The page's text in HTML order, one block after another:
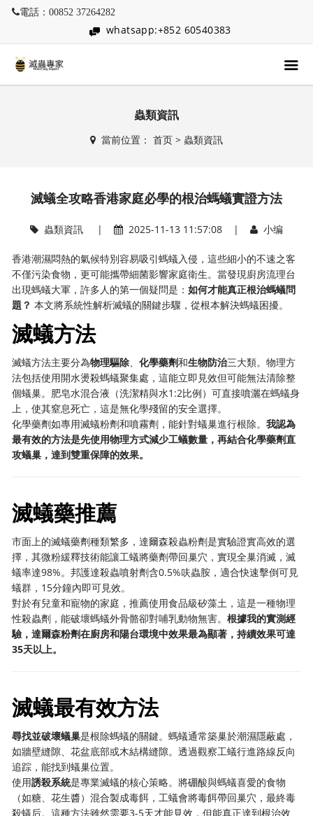
電話：00852 37264282
whatsapp:+852 60540383
蟲類資訊
當前位置： 首页> 蟲類資訊
滅蟻全攻略香港家庭必學的根治螞蟻實證方法
蟲類資訊| 2025-11-13 11:57:08 | 小编
香港潮濕悶熱的氣候特別容易吸引螞蟻入侵，這些細小的不速之客
不僅污染食物，更可能攜帶細菌影響家庭衛生。當發現廚房流理台
出現螞蟻大軍，許多人的第一個疑問是：如何才能真正根治螞蟻問
題？ ​ 本文將系統性解析滅蟻的關鍵步驟，從根本解決螞蟻困擾。
滅蟻方法
滅蟻方法主要分為物理驅除、化學藥劑和生物防治三大類。物理方
法包括使用開水燙殺螞蟻聚集處，這能立即見效但可能無法清除整
個蟻巢。肥皂水混合液（洗潔精與水1:2比例）可直接噴灑在螞蟻身
上，使其窒息死亡，這是無化學殘留的安全選擇。
化學藥劑如專用滅蟻粉劑和噴霧劑，能針對蟻巢進行根除。我認為
最有效的方法是先使用物理方式減少工蟻數量，再結合化學藥劑直
攻蟻巢，達到雙重保障的效果。
滅蟻藥推薦
市面上的滅蟻藥劑種類繁多，達爾森殺蟲粉劑是實驗證實高效的選
擇，其微粉緩釋技術能讓工蟻將藥劑帶回巢穴，實現全巢消滅，滅
蟻率達98%。邦護達殺蟲噴射劑含0.5%呋蟲胺，適合快速擊倒可見
蟻群，15分鐘內即可見效。
對於有兒童和寵物的家庭，推薦使用食品級矽藻土，這是一種物理
性殺蟲劑，能破壞螞蟻外骨骼卻對哺乳動物無害。根據我的實測經
驗，達爾森粉劑在廚房和陽台環境中效果最為顯著，持續效果可達
35天以上。
滅蟻最有效方法
尋找並破壞蟻巢是根除螞蟻的關鍵。螞蟻通常築巢於潮濕隱蔽處，
如牆壁縫隙、花盆底部或木結構縫隙。透過觀察工蟻行進路線反向
追踪，能找到蟻巢位置。
使用誘殺系統是專業滅蟻的核心策略。將硼酸與螞蟻喜愛的食物
（如糖、花生醬）混合製成毒餌，工蟻會將毒餌帶回巢穴，最終毒
殺蟻后。這種方法雖然需要3-5天才能見效，但能真正達到根治效